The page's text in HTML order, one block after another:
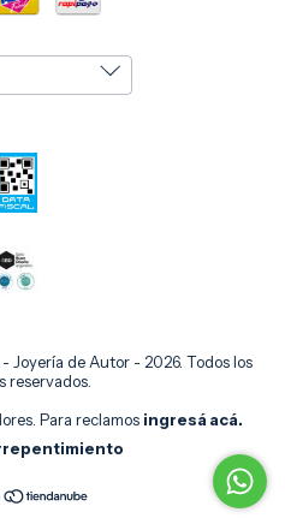
Joyería de Autor - 2026. Todos los
reservados.
Para reclamos ingresá acá.